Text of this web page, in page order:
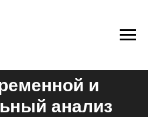
и
анализ